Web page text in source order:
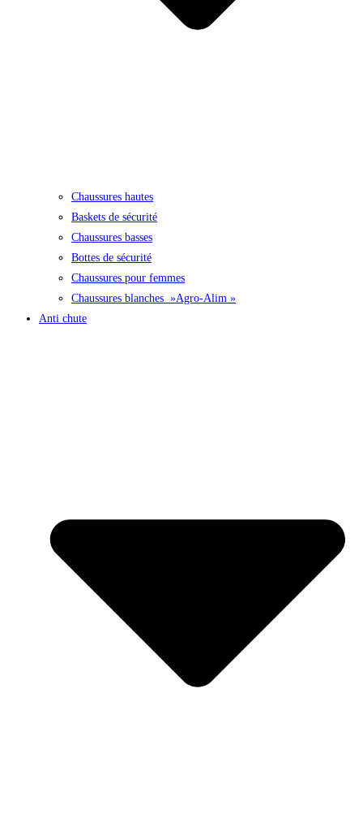
Chaussures hautes
Baskets de sécurité
Chaussures basses
Bottes de sécurité
Chaussures pour femmes
Chaussures blanches »Agro-Alim »
Anti chute